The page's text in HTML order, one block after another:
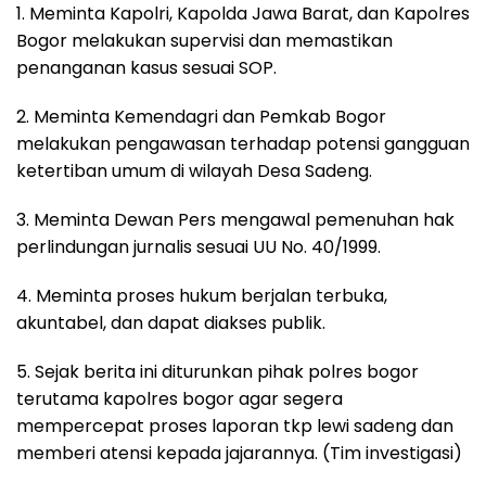
1. Meminta Kapolri, Kapolda Jawa Barat, dan Kapolres
Bogor melakukan supervisi dan memastikan
penanganan kasus sesuai SOP.
2. Meminta Kemendagri dan Pemkab Bogor
melakukan pengawasan terhadap potensi gangguan
ketertiban umum di wilayah Desa Sadeng.
3. Meminta Dewan Pers mengawal pemenuhan hak
perlindungan jurnalis sesuai UU No. 40/1999.
4. Meminta proses hukum berjalan terbuka,
akuntabel, dan dapat diakses publik.
5. Sejak berita ini diturunkan pihak polres bogor
terutama kapolres bogor agar segera
mempercepat proses laporan tkp lewi sadeng dan
memberi atensi kepada jajarannya. (Tim investigasi)